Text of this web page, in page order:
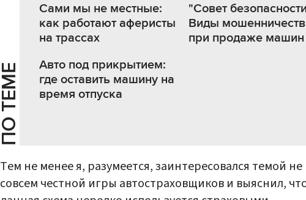
Е
Сами мы не местные:
как работают аферисты
на трассах
"Совет
Виды
при продаже машин
Авто под прикрытием:
где оставить машину на
время отпуска
Тем не менее я, разумеется, заинтересовался темой не
совсем честной игры автостраховщиков и выяснил,